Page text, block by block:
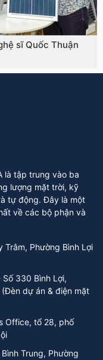
sĩ Quốc Thuận
là tập trung vào ba
lượng mặt trời, kỹ
tự động. Đây là một
về các bộ phận và
Trâm, Phường Bình Lợi
Số 330 Bình Lợi,
(Đèn dự án & điện mặt
Office, tổ 28, phố
Trung, Phường